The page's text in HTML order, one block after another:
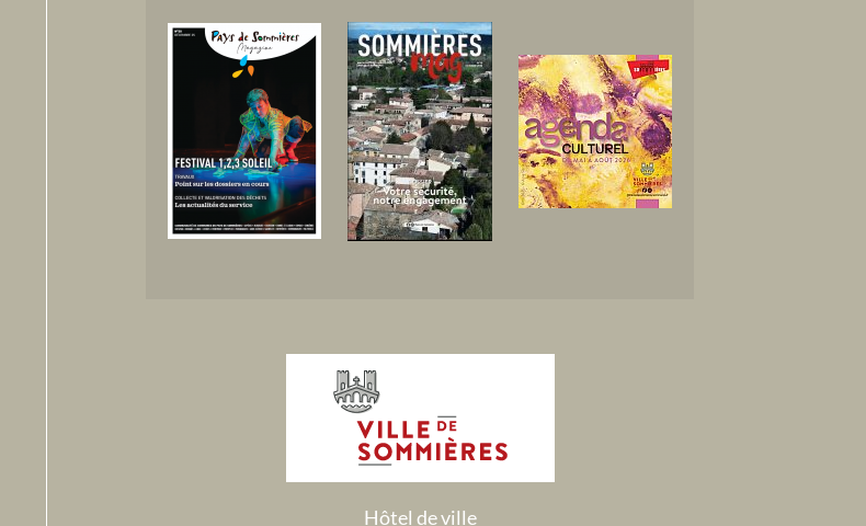
Hôtel de ville